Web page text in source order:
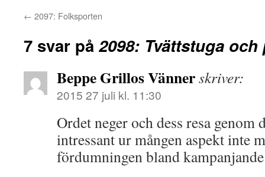
← 2097: Folksporten
7 svar på2098: Tvättstuga
Beppe Grillos Vännerskriver:
2015 27 juli kl. 11:30
Ordet neger och dess resa genom
intressant ur mången aspekt inte
fördumningen bland